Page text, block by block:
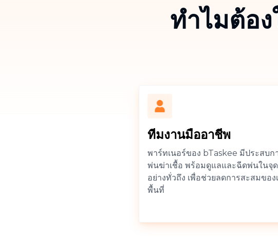
ทำไมต้อ
ทีมงานมืออาชีพ
พาร์ทเนอร์ของ bTaskee มีประสบ
พ่นฆ่าเชื้อ พร้อมดูแลและฉีดพ่นในจุ
อย่างทั่วถึง เพื่อช่วยลดการสะสมขอ
พื้นที่